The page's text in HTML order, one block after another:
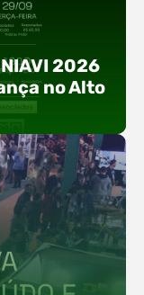
2026
no Alto
a